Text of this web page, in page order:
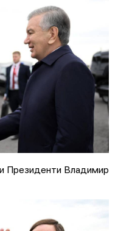
Президенти Владимир